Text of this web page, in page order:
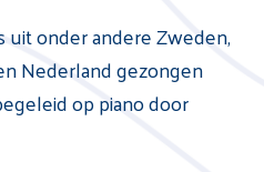
uit onder andere Zweden,
Nederland gezongen
op piano door